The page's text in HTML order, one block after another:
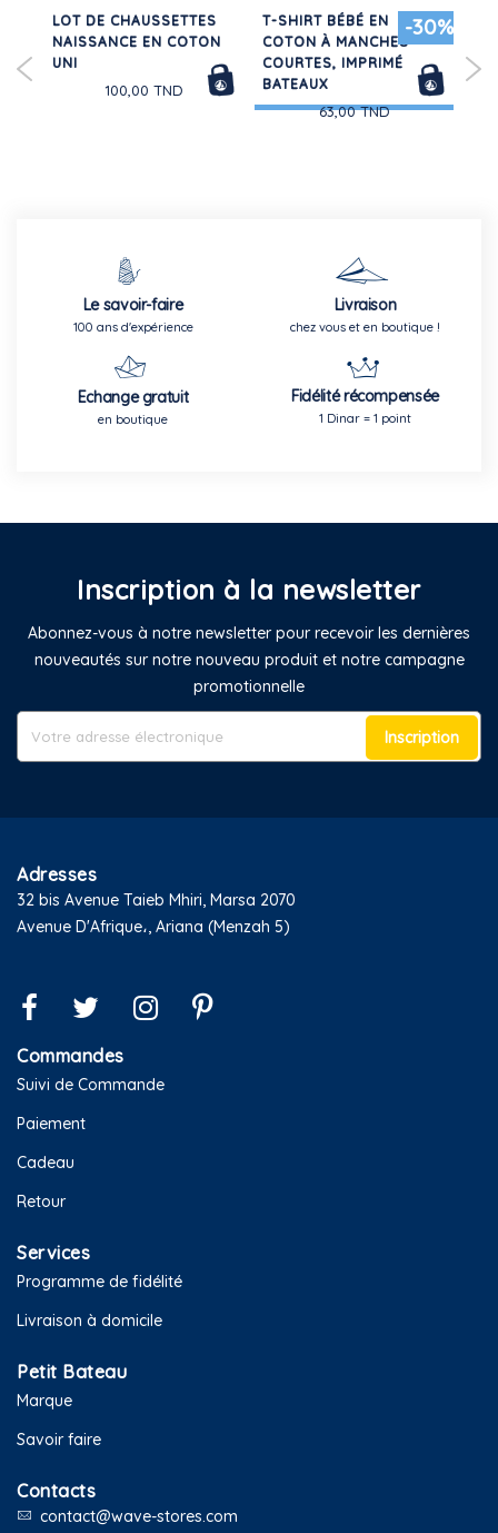
LOT DE CHAUSSETTES
NAISSANCE EN COTON
UNI
100,00 TND
-30%
T-SHIRT BÉBÉ EN
COTON À MANCHES
COURTES, IMPRIMÉ
BATEAUX
63,00 TND
Le savoir-faire
100 ans d'expérience
Livraison
chez vous et en boutique !
Echange gratuit
en boutique
Fidélité récompensée
1 Dinar = 1 point
Inscription à la newsletter
Abonnez-vous à notre newsletter pour recevoir les dernières
nouveautés sur notre nouveau produit et notre campagne
promotionnelle
Inscription
Adresses
32 bis Avenue Taieb Mhiri, Marsa 2070
Avenue D'Afrique،, Ariana (Menzah 5)
Commandes
Suivi de Commande
Paiement
Cadeau
Retour
Services
Programme de fidélité
Livraison à domicile
Petit Bateau
Marque
Savoir faire
Contacts
contact@wave-stores.com